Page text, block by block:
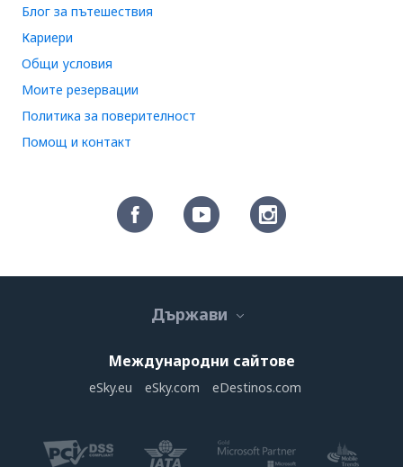
Блог за пътешествия
Кариери
Общи условия
Моите резервации
Политика за поверителност
Помощ и контакт
Държави
Международни сайтове
eSky.eu eSky.com eDestinos.com